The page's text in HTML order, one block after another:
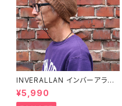
INVERALLAN インバーアラン 1
00%ピュアウール ニットキャッ
プ 全8色
¥5,990